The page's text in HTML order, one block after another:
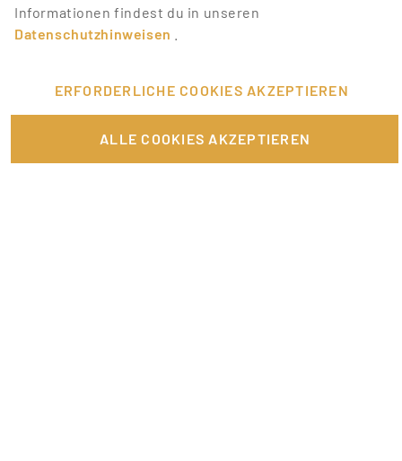
Informationen findest du in unseren
Datenschutzhinweisen
ERFORDERLICHE COOKIES AKZEPTIEREN
ALLE COOKIES AKZEPTIEREN